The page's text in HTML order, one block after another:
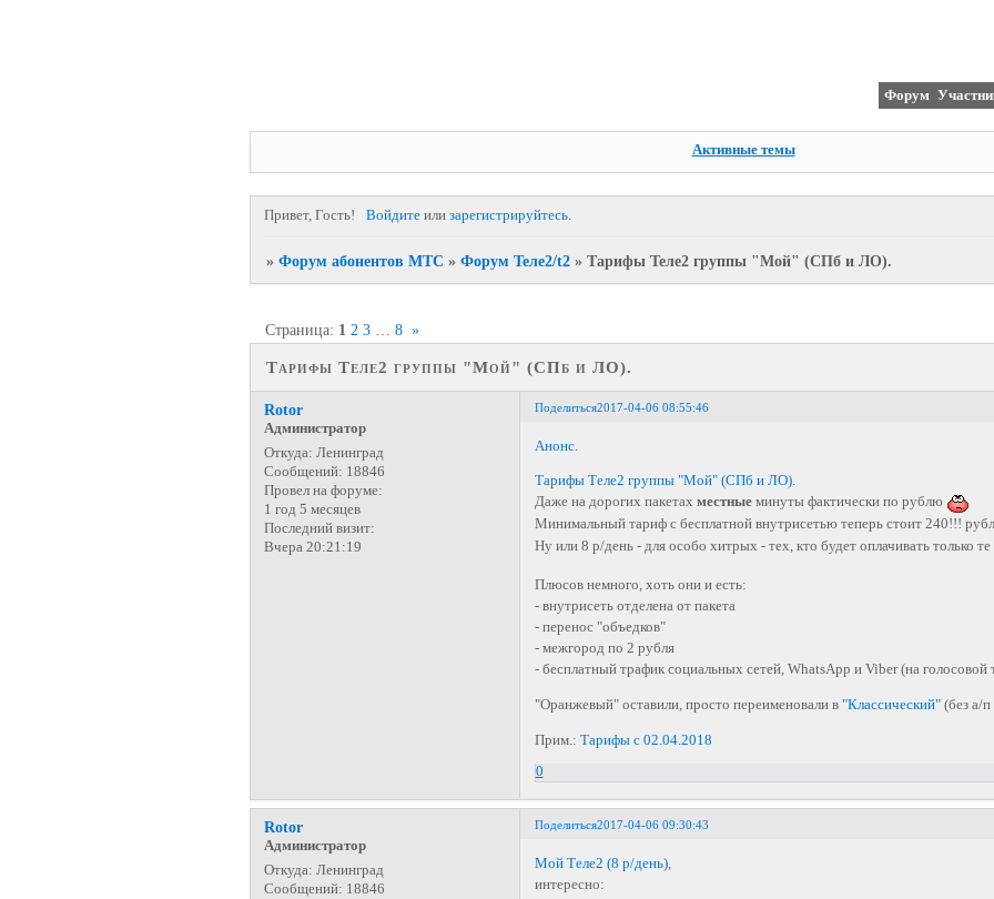
Форум
Активные темы
Привет, Гость! Войдитеили зарегистрируйтесь.
» Форум абонентов МТС » Форум Теле2/t2 » Тарифы Теле2 группы "Мой" (СПб и ЛО).
Тарифы Теле2 группы "Мой" (СПб и ЛО).
Страница: 1 2 3 8 »
Поделиться2017-04-06 08:55:46
Rotor
Администратор
Откуда: Ленинград
Сообщений: 18846
Провел на форуме:
1 год 5 месяцев
Последний визит:
Вчера 20:21:19
Анонс.
Тарифы Теле2 группы "Мой" (СПб и ЛО).
Даже на дорогих пакетах местныеминуты фактически по рублю
Минимальный тариф с бесплатной внутрисетью теперь стоит 240!!!
Ну или 8 р/день - для особо хитрых - тех, кто будет оплачивать только те
Плюсов немного, хоть они и есть:
- внутрисеть отделена от пакета
- перенос "объедков"
- межгород по 2 рубля
- бесплатный трафик социальных сетей, WhatsApp и Viber (на голосовой
"Оранжевый" оставили, просто переименовали в "Классический"(без а/п
Прим.: Тарифы с 02.04.2018
0
Поделиться2017-04-06 09:30:43
Rotor
Администратор
Откуда: Ленинград
Сообщений: 18846
Мой Теле2 (8 р/день),
интересно: